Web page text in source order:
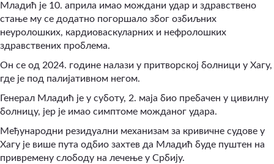
Младић је 10. априла имао мождани удар и здравствено
стање му се додатно погоршало због озбиљних
неуролошких, кардиоваскуларних и нефролошких
здравствених проблема.
Он се од 2024. године налази у притворској болници у Хагу,
где је под палијативном негом.
Генерал Младић је у суботу, 2. маја био пребачен у цивилну
болницу, јер је имао симптоме можданог удара.
Међународни резидуални механизам за кривичне судове у
Хагу је више пута одбио захтев да Младић буде пуштен на
привремену слободу на лечење у Србију.